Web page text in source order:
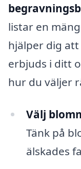
listar en
hjälper dig att
erbjuds i ditt
hur du väljer
Välj
Tänk på
älskades